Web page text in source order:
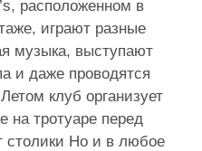
расположенном в
играют разные
музыка, выступают
и даже проводятся
клуб организует
на тротуаре перед
столики Но и в любое